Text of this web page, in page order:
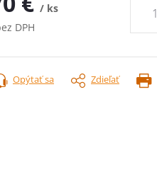
/ ks
DPH
Opýtať sa Zdieľať